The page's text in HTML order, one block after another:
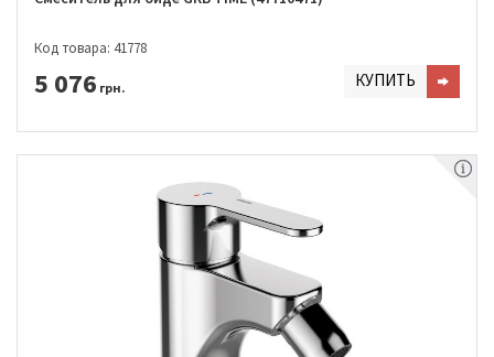
Код товара: 41778
5 076 грн. КУПИТЬ